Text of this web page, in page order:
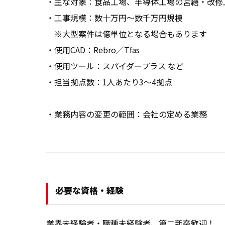
・工事規模：数十万円〜数千万円規模
※大型案件は億単位となる場合もあります
・使用CAD：Rebro／Tfas
・使用ツール：スパイダープラス など
・担当拠点数：1人あたり3〜4拠点
・業務内容の変更の範囲：会社の定める業務
必要な資格・経験